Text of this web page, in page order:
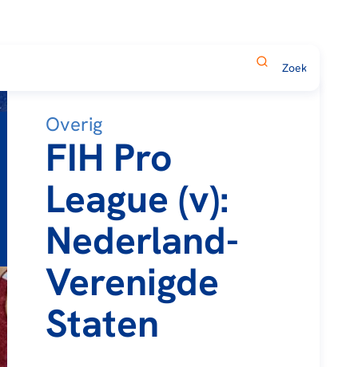
Overig
FIH Pro
League (v):
Nederland-
Verenigde
Staten